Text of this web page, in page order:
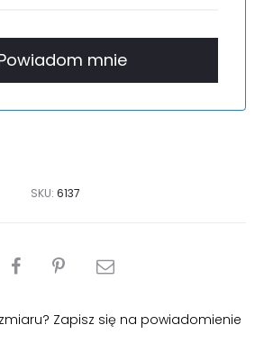
SKU: 6137
PODZIEL
Zapisz się na powiadomienie